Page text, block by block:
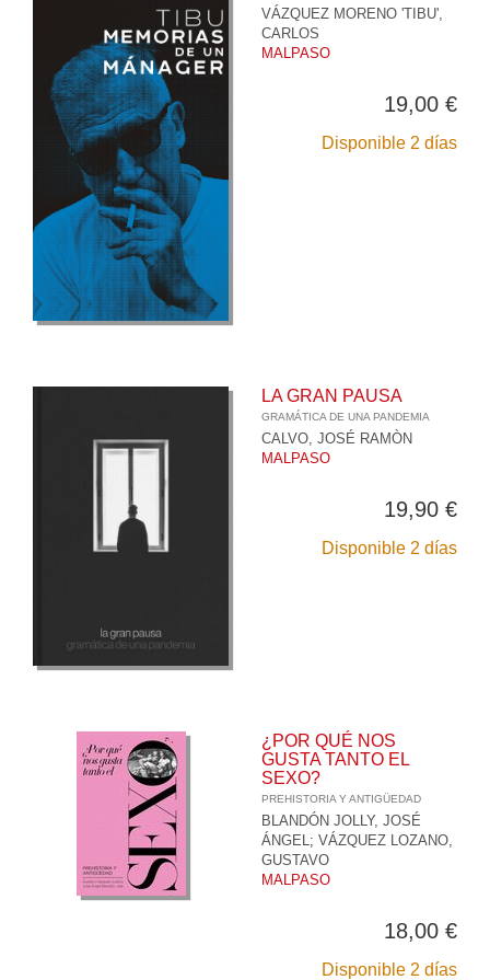
VÁZQUEZ MORENO 'TIBU',
CARLOS
MALPASO
19,00 €
Disponible 2 días
LA GRAN PAUSA
GRAMÁTICA DE UNA PANDEMIA
CALVO, JOSÉ RAMÒN
MALPASO
19,90 €
Disponible 2 días
¿POR QUÉ NOS
GUSTA TANTO EL
SEXO?
PREHISTORIA Y ANTIGÜEDAD
BLANDÓN JOLLY, JOSÉ
ÁNGEL ; VÁZQUEZ LOZANO,
GUSTAVO
MALPASO
18,00 €
Disponible 2 días